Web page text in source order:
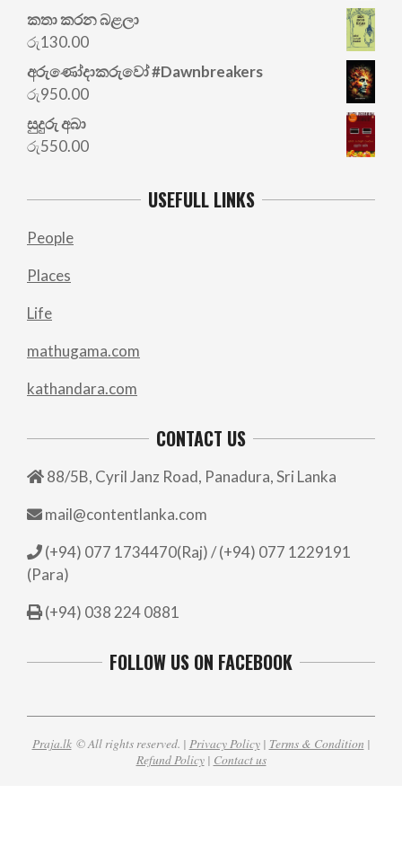
price
was:
කතා කරන බළලා
රු130.00
අරු‍ණෝදාකරුවෝ #Dawnbreakers
රු950.00
සුදුරු අබා
රු550.00
USEFULL LINKS
People
Places
Life
mathugama.com
kathandara.com
CONTACT US
88/5B, Cyril Janz Road, Panadura, Sri Lanka
mail@contentlanka.com
(+94) 077 1734470(Raj) / (+94) 077 1229191
(Para)
(+94) 038 224 0881
FOLLOW US ON FACEBOOK
Praja.lk© All rights reserved. | Privacy Policy| Terms & Condition |
Refund Policy| Contact us